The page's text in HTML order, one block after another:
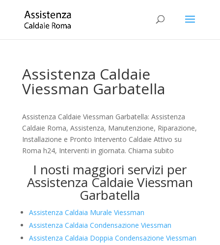
Assistenza Caldaie
Viessman Garbatella
Assistenza Caldaie Viessman Garbatella: Assistenza
Caldaie Roma, Assistenza, Manutenzione, Riparazione,
Installazione e Pronto Intervento Caldaie Attivo su
Roma h24, Interventi in giornata. Chiama subito
I nosti maggiori servizi per
Assistenza Caldaie Viessman
Garbatella
Assistenza Caldaia Murale Viessman
Assistenza Caldaia Condensazione Viessman
Assistenza Caldaia Doppia Condensazione Viessman